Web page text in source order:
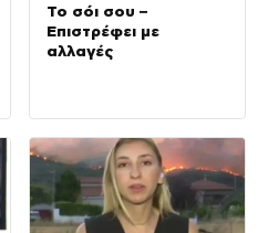
Το σόι σου –
Επιστρέφει με
αλλαγές